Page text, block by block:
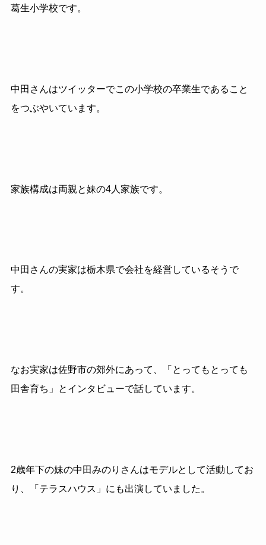
葛生小学校です。
中田さんはツイッターでこの小学校の卒業生であること
をつぶやいています。
家族構成は両親と妹の4人家族です。
中田さんの実家は栃木県で会社を経営しているそうで
す。
なお実家は佐野市の郊外にあって、「とってもとっても
田舎育ち」とインタビューで話しています。
2歳年下の妹の中田みのりさんはモデルとして活動してお
り、「テラスハウス」にも出演していました。